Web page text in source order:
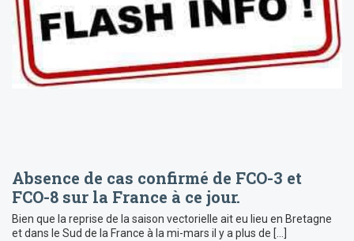
Absence de cas confirmé de FCO-3 et
FCO-8 sur la France à ce jour.
Bien que la reprise de la saison vectorielle ait eu lieu en Bretagne
et dans le Sud de la France à la mi-mars il y a plus de […]